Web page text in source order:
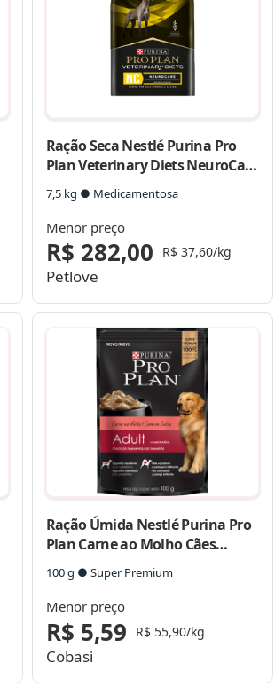
Ração Seca Nestlé Purina Pro
Plan Veterinary Diets NeuroCare
para Cães
7,5 kg ● Medicamentosa
Menor preço
R$ 282,00 R$ 37,60/kg
Petlove
Ração Úmida Nestlé Purina Pro
Plan Carne ao Molho Cães
Adultos
100 g ● Super Premium
Menor preço
R$ 5,59 R$ 55,90/kg
Cobasi